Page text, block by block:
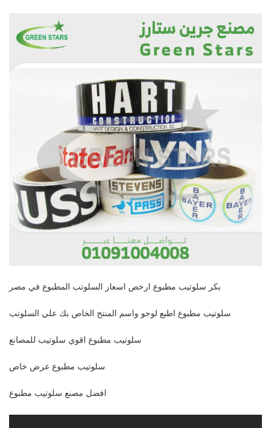
بكر سلوتيب مطبوع ارخص اسعار السلوتب المطبوع في مصر
سلوتيب مطبوع اطبع لوجو واسم المنتج الخاص بك علي السلوتب
سلوتيب مطبوع اقوي سلوتيب للمصانع
سلوتيب مطبوع عرض خاص
افضل مصنع سلوتيب مطبوع